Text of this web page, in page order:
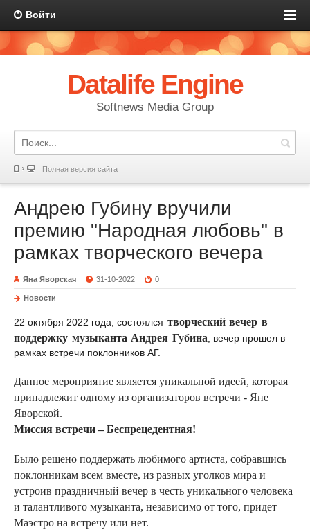
Войти
Datalife Engine
Softnews Media Group
Полная версия сайта
Андрею Губину вручили
премию "Народная любовь" в
рамках творческого вечера
Яна Яворская 31-10-2022 0
Новости
22 октября 2022 года, состоялся творческий вечер в
поддержку музыканта Андрея Губина , вечер прошел в
рамках встречи поклонников АГ.
Данное мероприятие является уникальной идеей, которая
принадлежит одному из организаторов встречи - Яне
Яворской.
Миссия встречи – Беспрецедентная!
Было решено поддержать любимого артиста, собравшись
поклонникам всем вместе, из разных уголков мира и
устроив праздничный вечер в честь уникального человека
и талантливого музыканта, независимо от того, придет
Маэстро на встречу или нет.